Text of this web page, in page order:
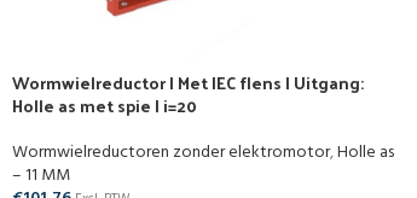
Wormwielreductor | Met IEC flens | Uitgang:
Holle as met spie | i=20
Wormwielreductoren zonder elektromotor,Holle as
– 11 MM